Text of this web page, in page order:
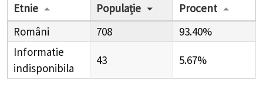
Etnie Populație
Procent
Români
708
93.40%
Informatie
indisponibila
43 5.67%